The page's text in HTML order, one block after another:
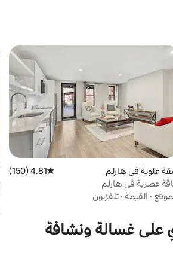
علوية في هارلم متوسط التقييم 4.81 من 5، 150 مراجعات
4.81 (150)
عصرية في هارلم
· القيمة · تلفزيون
على غسالة ونشافة